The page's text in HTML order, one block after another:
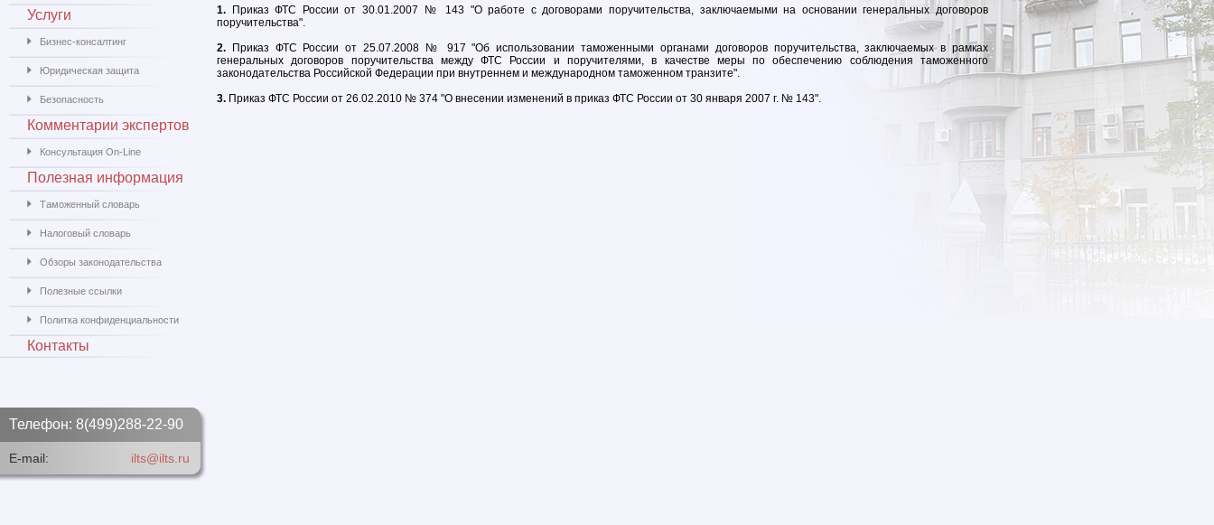
1. Приказ ФТС России от 30.01.2007 № 143 "О работе с договорами поручительства, заключаемыми на основании генеральных договоров
поручительства".
2. Приказ ФТС России от 25.07.2008 № 917 "Об использовании таможенными органами договоров поручительства, заключаемых в рамках
генеральных договоров поручительства между ФТС России и поручителями, в качестве меры по обеспечению соблюдения таможенного
законодательства Российской Федерации при внутреннем и международном таможенном транзите".
3. Приказ ФТС России от 26.02.2010 № 374 "О внесении изменений в приказ ФТС России от 30 января 2007 г. № 143".
Услуги
Бизнес-консалтинг
Юридическая защита
Безопасность
Комментарии экспертов
Консультация On-Line
Полезная информация
Таможенный словарь
Налоговый словарь
Обзоры законодательства
Полезные ссылки
Политка конфиденциальности
Контакты
Телефон: 8(499)288-22-90
E-mail: ilts@ilts.ru